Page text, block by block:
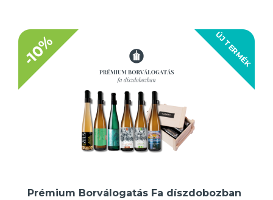
ÚJ TERMÉK
-10%
Prémium Borválogatás Fa díszdobozban